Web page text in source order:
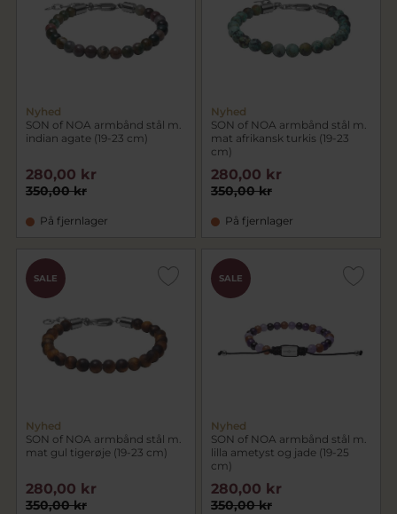
Nyhed
SON of NOA armbånd stål m.
indian agate (19-23 cm)
350,00 kr
280,00 kr
På fjernlager
Nyhed
SON of NOA armbånd stål m.
mat afrikansk turkis (19-23
cm)
350,00 kr
280,00 kr
På fjernlager
SALE
Nyhed
SON of NOA armbånd stål m.
mat gul tigerøje (19-23 cm)
350,00 kr
280,00 kr
SALE
Nyhed
SON of NOA armbånd stål m.
lilla ametyst og jade (19-25
cm)
350,00 kr
280,00 kr